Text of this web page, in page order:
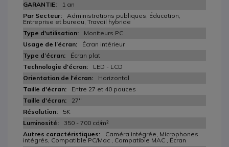
1 an
Administrations publiques, Éducation,
Entreprise et bureau, Travail hybride
Moniteurs PC
Écran intérieur
Écran plat
LED - LCD
Horizontal
Entre 27 et 40 pouces
27''
5K
350 - 700 cd/m²
Caméra intégrée, Microphones
intégrés, Compatible PC/Mac , Compatible MAC , Écran